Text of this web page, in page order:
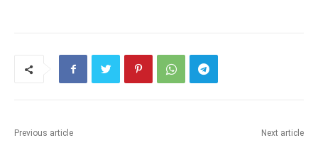
Previous article Next article